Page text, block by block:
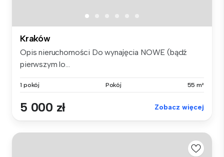
Kraków
Opis nieruchomości Do wynajęcia NOWE (bądź
pierwszym lo...
1 pokój Pokój 55 m²
5 000 zł Zobacz więcej